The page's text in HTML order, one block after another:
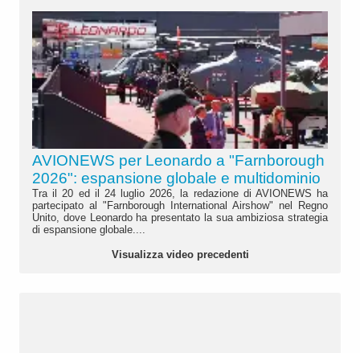
AVIONEWS per Leonardo a "Farnborough
2026": espansione globale e multidominio
Tra il 20 ed il 24 luglio 2026, la redazione di AVIONEWS ha
partecipato al "Farnborough International Airshow" nel Regno
Unito, dove Leonardo ha presentato la sua ambiziosa strategia
di espansione globale....
Visualizza video precedenti